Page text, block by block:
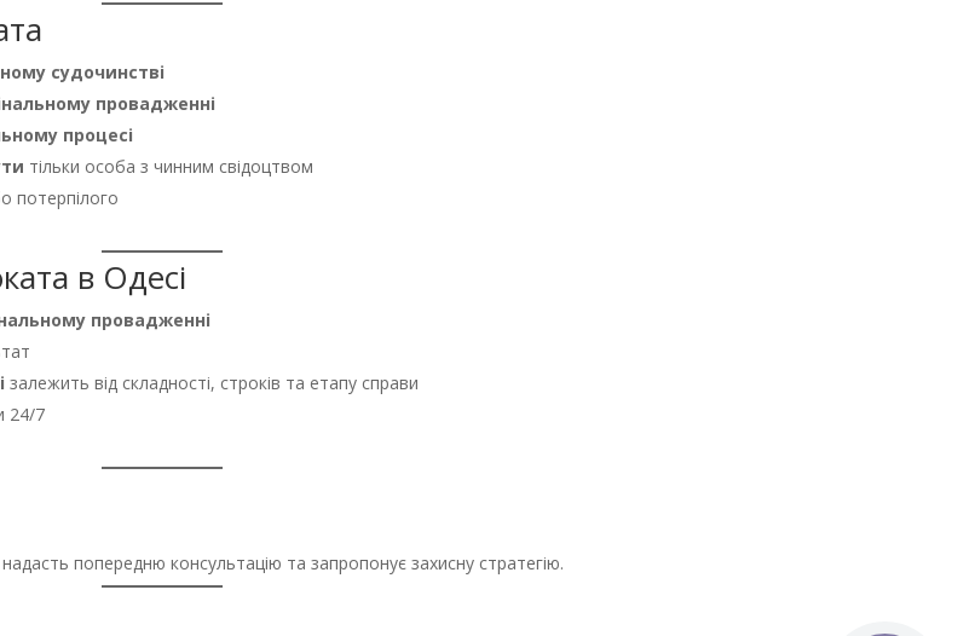
судочинстві
провадженні
процесі
тільки особа з чинним свідоцтвом
потерпілого
в Одесі
провадженні
залежить від складності, строків та етапу справи
24/7
попередню консультацію та запропонує захисну стратегію.